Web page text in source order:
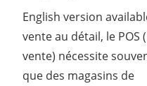
English version
vente au détail, le
vente) nécessite
que des magasins de